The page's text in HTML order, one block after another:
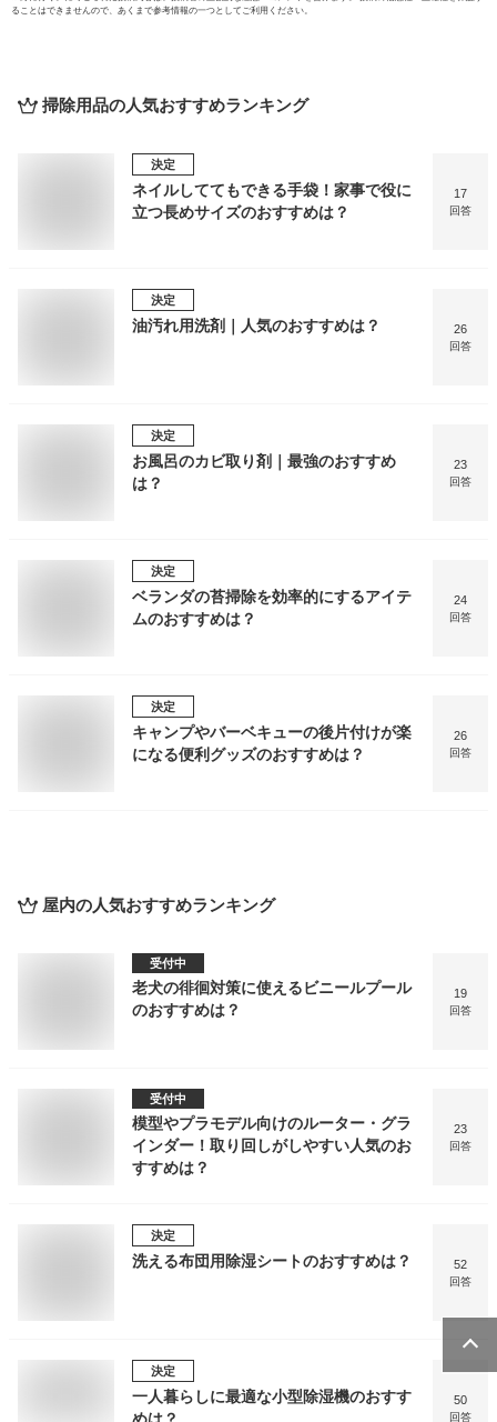
ることはできませんので、あくまで参考情報の一つとしてご利用ください。
掃除用品の人気おすすめランキング
決定
ネイルしててもできる手袋！家事で役に
立つ長めサイズのおすすめは？
17
回答
決定
油汚れ用洗剤｜人気のおすすめは？ 26
回答
決定
お風呂のカビ取り剤｜最強のおすすめ
は？
23
回答
決定
ベランダの苔掃除を効率的にするアイテ
ムのおすすめは？
24
回答
決定
キャンプやバーベキューの後片付けが楽
になる便利グッズのおすすめは？
26
回答
屋内の人気おすすめランキング
受付中
老犬の徘徊対策に使えるビニールプール
のおすすめは？
19
回答
受付中
模型やプラモデル向けのルーター・グラ
インダー！取り回しがしやすい人気のお
すすめは？
23
回答
決定
洗える布団用除湿シートのおすすめは？ 52
回答
決定
一人暮らしに最適な小型除湿機のおすす
50
回答